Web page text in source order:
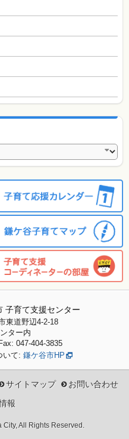
子育て支援センター
東道野辺4-2-18
ター内
047-404-3835
いて: 鎌ケ谷市HP
サイトマップ
お問い合わせ
報
All Rights Reserved.